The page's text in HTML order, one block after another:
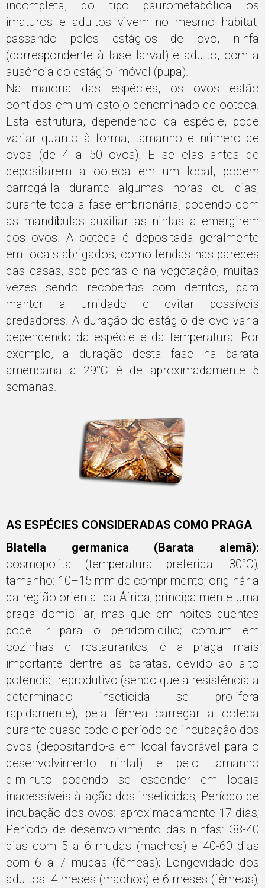
incompleta, do tipo paurometabólica os
imaturos e adultos vivem no mesmo habitat,
passando pelos estágios de ovo, ninfa
(correspondente à fase larval) e adulto, com a
ausência do estágio imóvel (pupa).
Na maioria das espécies, os ovos estão
contidos em um estojo denominado de ooteca.
Esta estrutura, dependendo da espécie, pode
variar quanto à forma, tamanho e número de
ovos (de 4 a 50 ovos). E se elas antes de
depositarem a ooteca em um local, podem
carregá-la durante algumas horas ou dias,
durante toda a fase embrionária, podendo com
as mandíbulas auxiliar as ninfas a emergirem
dos ovos. A ooteca é depositada geralmente
em locais abrigados, como fendas nas paredes
das casas, sob pedras e na vegetação, muitas
vezes sendo recobertas com detritos, para
manter a umidade e evitar possíveis
predadores. A duração do estágio de ovo varia
dependendo da espécie e da temperatura. Por
exemplo, a duração desta fase na barata
americana a 29°C é de aproximadamente 5
semanas.
AS ESPÉCIES CONSIDERADAS COMO PRAGA
Blatella germanica (Barata alemã):
cosmopolita (temperatura preferida: 30°C);
tamanho: 10–15 mm de comprimento; originária
da região oriental da África; principalmente uma
praga domiciliar, mas que em noites quentes
pode ir para o peridomicílio; comum em
cozinhas e restaurantes; é a praga mais
importante dentre as baratas, devido ao alto
potencial reprodutivo (sendo que a resistência a
determinado inseticida se prolifera
rapidamente), pela fêmea carregar a ooteca
durante quase todo o período de incubação dos
ovos (depositando-a em local favorável para o
desenvolvimento ninfal) e pelo tamanho
diminuto podendo se esconder em locais
inacessíveis à ação dos inseticidas; Período de
incubação dos ovos: aproximadamente 17 dias;
Período de desenvolvimento das ninfas: 38-40
dias com 5 a 6 mudas (machos) e 40-60 dias
com 6 a 7 mudas (fêmeas); Longevidade dos
adultos: 4 meses (machos) e 6 meses (fêmeas);